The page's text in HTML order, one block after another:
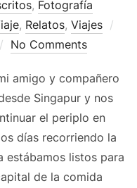
, Fotografía
, Relatos, Viajes
No Comments
amigo y compañero
Singapur y nos
el periplo en
días recorriendo la
estábamos listos para
de la comida